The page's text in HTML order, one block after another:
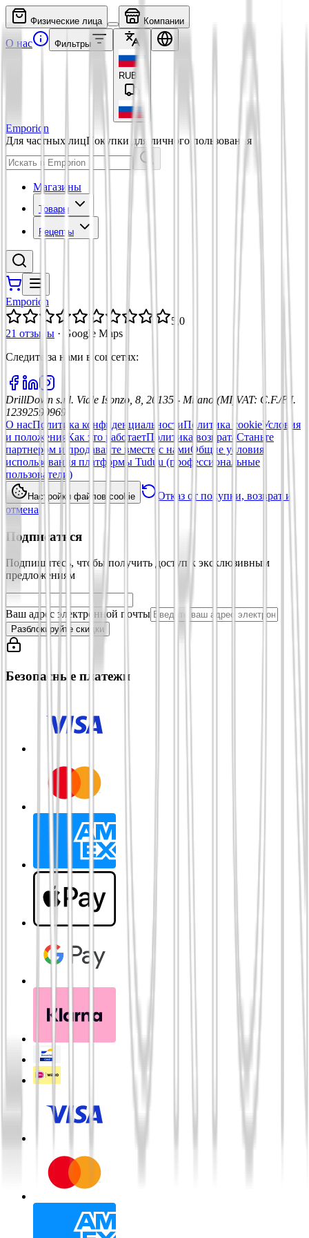
Физические лица Компании
О нас Фильтры
RUB
Emporion
Для частных лицПокупки для личного пользования
Магазины
Товары
Рецепты
Emporion
5,0
21 отзывы ·
Google Maps
Следите за нами в соцсетях:
DrillDown s.r.l. Viale Isonzo, 8, 20135 - Milano (MI) VAT: C.F./P.I.
12392590969
О насПолитика конфиденциальностиПолитика cookieУсловия
и положения Как это работаетПолитика возврата Станьте
партнером и продавайте вместе с намиОбщие условия
использования платформы Tuduu (профессиональные
пользователи)
Настройки файлов cookie
Отказ от покупки, возврат и
отмена
Подписаться
Подпишитесь, чтобы получить доступ к эксклюзивным
предложениям
Ваш адрес электронной почты
Разблокируйте скидки
Безопасные платежи